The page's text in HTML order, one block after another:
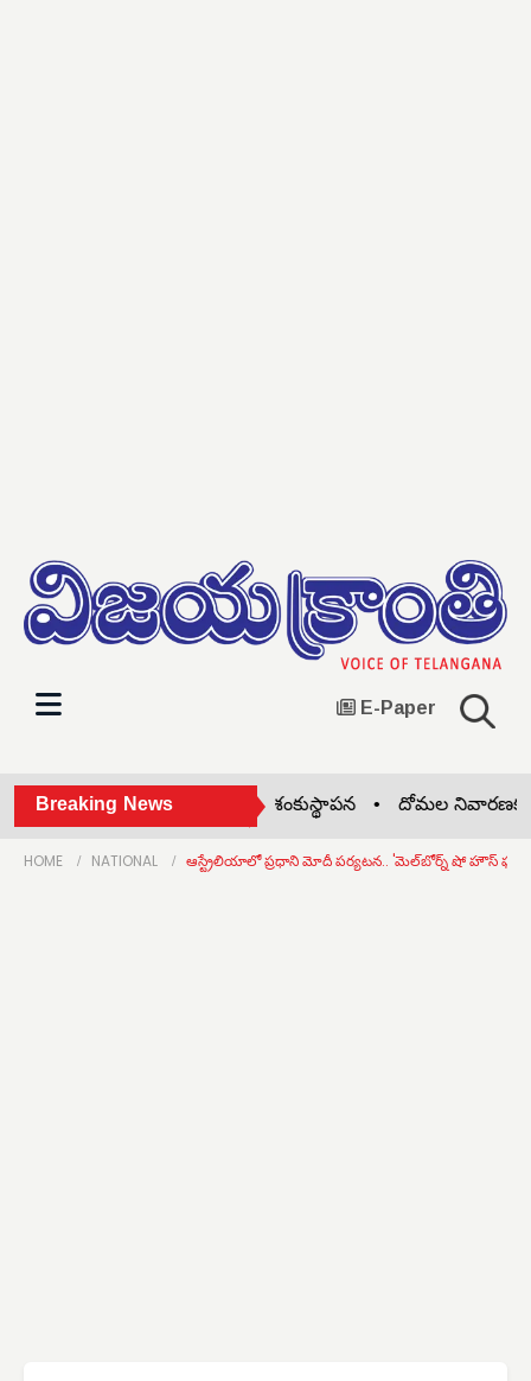
E-Paper
Breaking News
వెల్గొండలో సీసీ రోడ్డు పనులకు శంకుస్థాపన • దోమల నివారణకు
HOME NATIONAL ఆస్ట్రేలియాలో ప్రధాని మోదీ పర్యటన.. 'మెల్‌బోర్న్ షో హౌస్ ఫుల్..